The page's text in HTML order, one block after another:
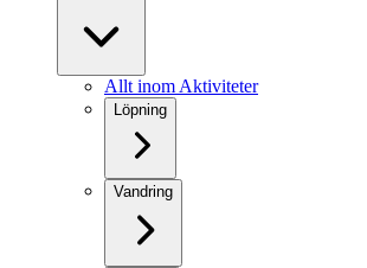
Allt inom Aktiviteter
Löpning
Vandring